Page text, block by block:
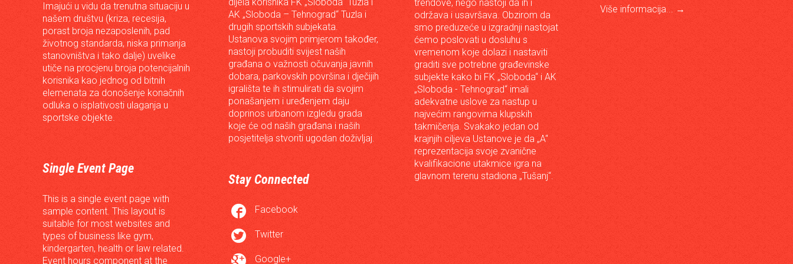
Imajući u vidu da trenutna situaciju u
našem društvu (kriza, recesija,
porast broja nezaposlenih, pad
životnog standarda, niska primanja
stanovništva i tako dalje) uvelike
utiče na procjenu broja potencijalnih
korisnika kao jednog od bitnih
elemenata za donošenje konačnih
odluka o isplativosti ulaganja u
sportske objekte.
Single Event Page
This is a single event page with
sample content. This layout is
suitable for most websites and
types of business like gym,
kindergarten, health or law related.
Event hours component at the
AK „Sloboda – Tehnograd“ Tuzla i
drugih sportskih subjekata.
Ustanova svojim primjerom također,
nastoji probuditi svijest naših
građana o važnosti očuvanja javnih
dobara, parkovskih površina i dječijih
igrališta te ih stimulirati da svojim
ponašanjem i uređenjem daju
doprinos urbanom izgledu grada
koje će od naših građana i naših
posjetitelja stvoriti ugodan doživljaj.
Stay Connected
 Facebook
 Twitter
 Google+
trendove, nego nastoji da ih i
održava i usavršava. Obzirom da
smo preduzeće u izgradnji nastojat
ćemo poslovati u dosluhu s
vremenom koje dolazi i nastaviti
graditi sve potrebne građevinske
subjekte kako bi FK „Sloboda“ i AK
„Sloboda - Tehnograd“ imali
adekvatne uslove za nastup u
najvećim rangovima klupskih
takmičenja. Svakako jedan od
krajnjih ciljeva Ustanove je da „A“
reprezentacija svoje zvanične
kvalifikacione utakmice igra na
glavnom terenu stadiona „Tušanj“.
Više informacija... →